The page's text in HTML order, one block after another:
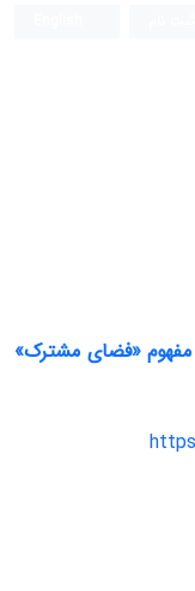
مفهوم «فضای مشترک»